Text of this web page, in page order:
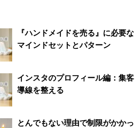
『ハンドメイドを売る』に必要な
マインドセットとパターン
インスタのプロフィール編：集客
導線を整える
とんでもない理由で制限がかかっ